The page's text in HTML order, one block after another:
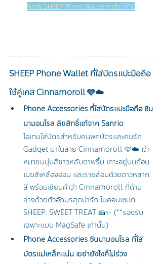
กดสั่ง SHEEP Phone Wallet กดสั่งได้ที่นี่
SHEEP Phone Wallet ที่ใส่บัตรแปะมือถือ
ใช้คู่เคส Cinnamoroll 🩵☁️
Phone Accessories ที่ใส่บัตรแปะมือถือ ซิน
นามอนโรล ลิขสิทธิ์แท้จาก Sanrio
ไอเทมใส่บัตรสำหรับคนพกบัตรและคนรัก
Gadget มาในลาย Cinnamoroll 🩵☁️ เจ้า
หมาขนนุ่มสีขาวหลับตาพริ้ม เกาะอยู่บนก้อน
เมฆสีเหลืองอ่อน และรายล้อมด้วยดาวหลาก
สี พร้อมเขียนคำว่า Cinnamoroll ที่ด้าน
ล่างด้วยตัวอักษรสุดน่ารัก ในคอนเซปต์
SHEEP: SWEET TREAT 🍰✨ (**รองรับ
เฉพาะแบบ MagSafe เท่านั้น)
Phone Accessories ซินนามอนโรล ที่ใส่
บัตรแม่เหล็กแน่น เขย่ายังไงก็ไม่ร่วง